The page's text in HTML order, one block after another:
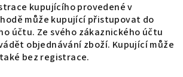
kupujícího provedené v
může kupující přistupovat do
účtu. Ze svého zákaznického účtu
objednávání zboží. Kupující může
bez registrace.